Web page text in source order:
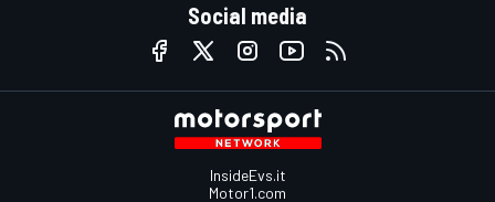
Social media
InsideEvs.it
Motor1.com